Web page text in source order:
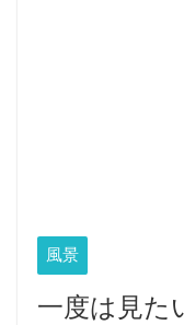
風景
一度は見